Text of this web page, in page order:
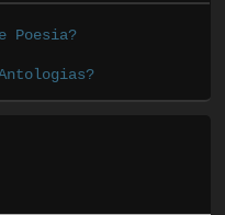
Poesia?
tab)